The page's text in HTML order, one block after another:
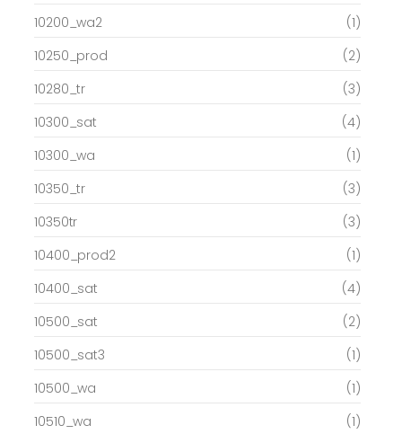
10200_wa2
(1)
10250_prod
(2)
10280_tr
(3)
10300_sat
(4)
10300_wa
(1)
10350_tr
(3)
10350tr
(3)
10400_prod2
(1)
10400_sat
(4)
10500_sat
(2)
10500_sat3
(1)
10500_wa
(1)
10510_wa
(1)